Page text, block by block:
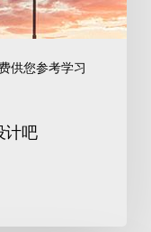
供您参考学习
计吧